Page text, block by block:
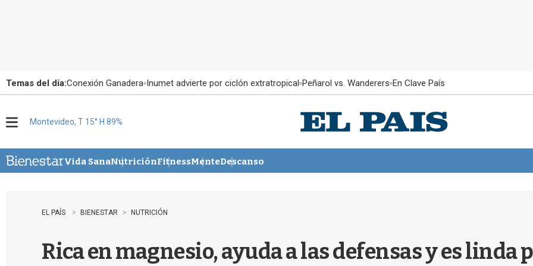
Temas del día:Conexión Ganadera Inumet advierte por ciclón extratropical Peñarol vs. Wanderers En Clave País
u
Montevideo, T 15° H 89%
Vida SanaNutriciónFitnessMenteDescanso
EL PAÍS BIENESTAR NUTRICIÓN
Rica en magnesio, ayuda a las defensas y es linda